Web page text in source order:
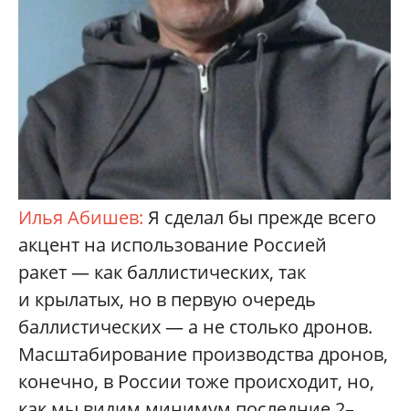
Илья Абишев: Я сделал бы прежде всего
акцент на использование Россией
ракет — как баллистических, так
и крылатых, но в первую очередь
баллистических — а не столько дронов.
Масштабирование производства дронов,
конечно, в России тоже происходит, но,